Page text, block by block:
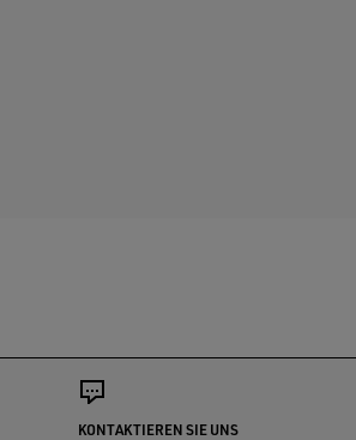
KONTAKTIEREN SIE UNS